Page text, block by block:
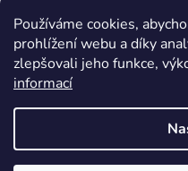
Používáme cookies,
prohlížení webu a díky
zlepšovali jeho funkce,
informací